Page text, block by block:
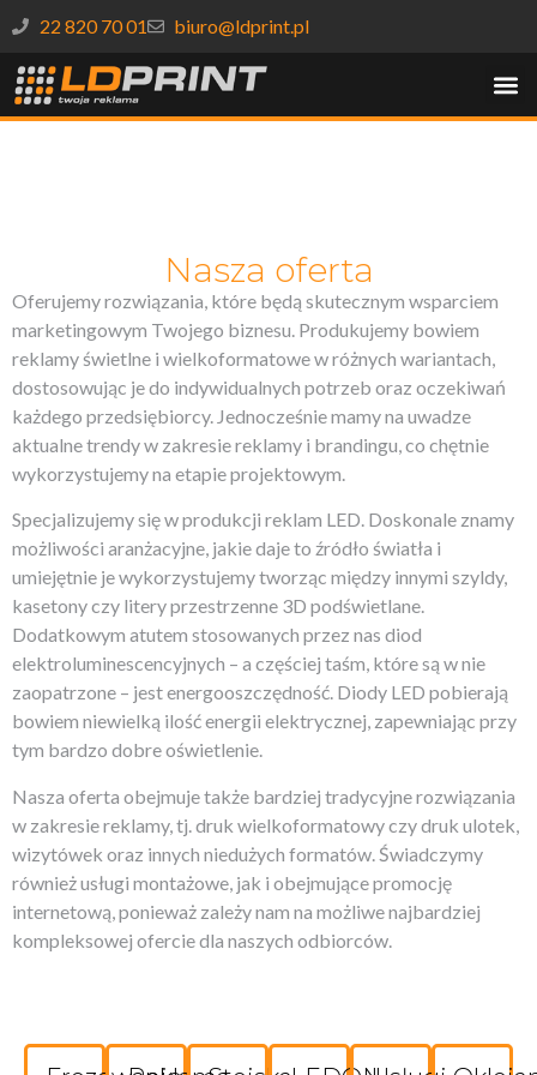
22 820 70 01 biuro@ldprint.pl
Nasza oferta
Oferujemy rozwiązania, które będą skutecznym wsparciem
marketingowym Twojego biznesu. Produkujemy bowiem
reklamy świetlne i wielkoformatowe w różnych wariantach,
dostosowując je do indywidualnych potrzeb oraz oczekiwań
każdego przedsiębiorcy. Jednocześnie mamy na uwadze
aktualne trendy w zakresie reklamy i brandingu, co chętnie
wykorzystujemy na etapie projektowym.
Specjalizujemy się w produkcji reklam LED. Doskonale znamy
możliwości aranżacyjne, jakie daje to źródło światła i
umiejętnie je wykorzystujemy tworząc między innymi szyldy,
kasetony czy litery przestrzenne 3D podświetlane.
Dodatkowym atutem stosowanych przez nas diod
elektroluminescencyjnych – a częściej taśm, które są w nie
zaopatrzone – jest energooszczędność. Diody LED pobierają
bowiem niewielką ilość energii elektrycznej, zapewniając przy
tym bardzo dobre oświetlenie.
Nasza oferta obejmuje także bardziej tradycyjne rozwiązania
w zakresie reklamy, tj. druk wielkoformatowy czy druk ulotek,
wizytówek oraz innych niedużych formatów. Świadczymy
również usługi montażowe, jak i obejmujące promocję
internetową, ponieważ zależy nam na możliwe najbardziej
kompleksowej ofercie dla naszych odbiorców.